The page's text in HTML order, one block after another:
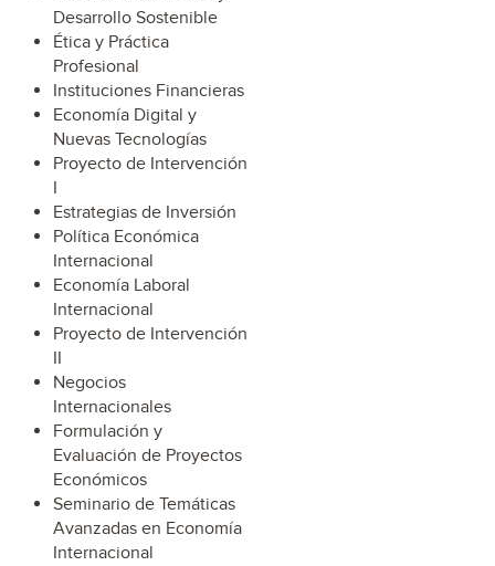
Desarrollo Sostenible
Ética y Práctica
Profesional
Instituciones Financieras
Economía Digital y
Nuevas Tecnologías
Proyecto de Intervención
I
Estrategias de Inversión
Política Económica
Internacional
Economía Laboral
Internacional
Proyecto de Intervención
II
Negocios
Internacionales
Formulación y
Evaluación de Proyectos
Económicos
Seminario de Temáticas
Avanzadas en Economía
Internacional